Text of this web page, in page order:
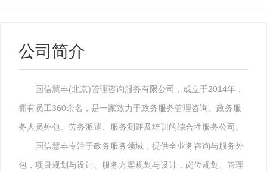
公司简介
国信慧丰(北京)管理咨询服务有限公司，成立于2014年，
拥有员工360余名，是一家致力于政务服务管理咨询、政务服
务人员外包、劳务派遣、服务测评及培训的综合性服务公司。
国信慧丰专注于政务服务领域，提供全业务咨询与服务外
包，项目规划与设计、服务方案规划与设计，岗位规划、管理